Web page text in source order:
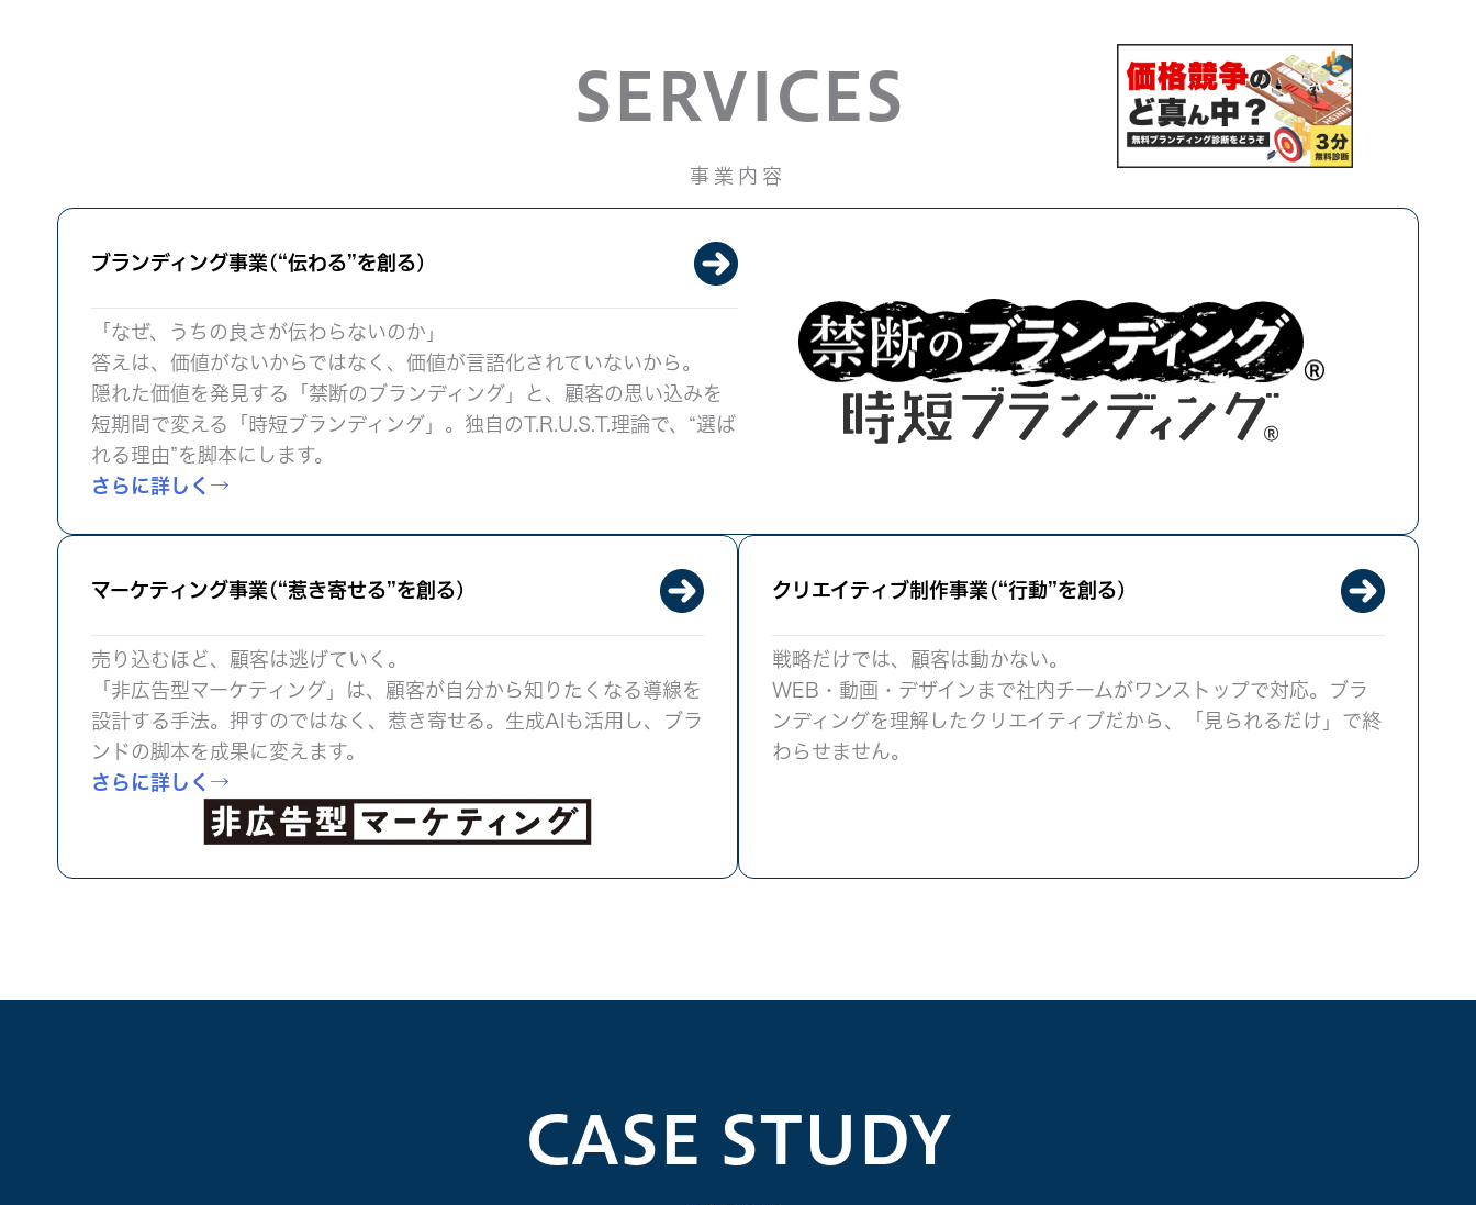
SERVICES
事業内容
ブランディング事業(“伝わる”を創る)
「なぜ、うちの良さが伝わらないのか」
答えは、価値がないからではなく、価値が言語化されていないから。
隠れた価値を発見する「禁断のブランディング」と、顧客の思い込みを
短期間で変える「時短ブランディング」。独自のT.R.U.S.T.理論で、“選ば
れる理由”を脚本にします。
さらに詳しく→
マーケティング事業(“惹き寄せる”を創る)
売り込むほど、顧客は逃げていく。
「非広告型マーケティング」は、顧客が自分から知りたくなる導線を
設計する手法。押すのではなく、惹き寄せる。生成AIも活用し、ブラ
ンドの脚本を成果に変えます。
さらに詳しく→
クリエイティブ制作事業(“行動”を創る)
戦略だけでは、顧客は動かない。
WEB・動画・デザインまで社内チームがワンストップで対応。ブラ
ンディングを理解したクリエイティブだから、「見られるだけ」で終
わらせません。
CASE STUDY